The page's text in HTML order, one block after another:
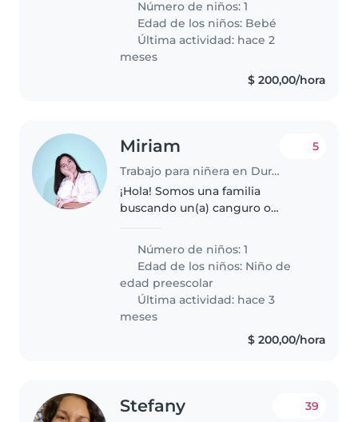
de energía, curiosidad y mucha
amabilidad. Necesitamos a
alguien cómodo/a..
Número de niños: 1
Edad de los niños: Bebé
Última actividad: hace 2
meses
$ 200,00/hora
Miriam
Trabajo para niñera en Durazno
5
¡Hola! Somos una familia
buscando un(a) canguro o
preescolar de 4 años, muy
amigable, juguetona y cariñosa.
Necesitamos a alguien
cómodo(a) con mascotas,..
Número de niños: 1
Edad de los niños: Niño de
edad preescolar
Última actividad: hace 3
meses
$ 200,00/hora
Stefany 39